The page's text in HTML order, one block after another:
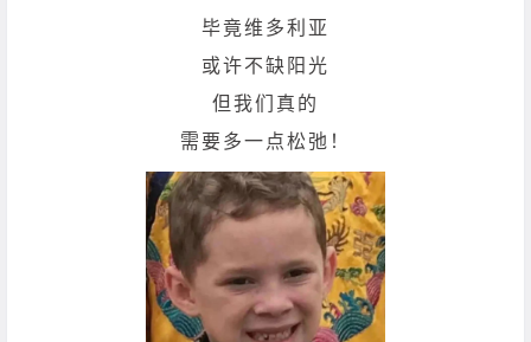
毕竟维多利亚
或许不缺阳光
但我们真的
需要多一点松弛！